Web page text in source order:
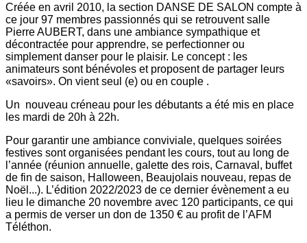
Créée en avril 2010, la section DANSE DE SALON compte à
ce jour 97 membres passionnés qui se retrouvent salle
Pierre AUBERT, dans une ambiance sympathique et
décontractée pour apprendre, se perfectionner ou
simplement danser pour le plaisir. Le concept : les
animateurs sont bénévoles et proposent de partager leurs
«savoirs». On vient seul (e) ou en couple .
Un nouveau créneau pour les débutants a été mis en place
les mardi de 20h à 22h.
Pour garantir une ambiance conviviale, quelques soirées
festives sont organisées pendant les cours, tout au long de
l’année (réunion annuelle, galette des rois, Carnaval, buffet
de fin de saison, Halloween, Beaujolais nouveau, repas de
Noël...). L’édition 2022/2023 de ce dernier évènement a eu
lieu le dimanche 20 novembre avec 120 participants, ce qui
a permis de verser un don de 1350 € au profit de l’AFM
Téléthon.